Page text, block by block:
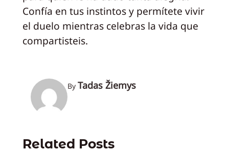
Confía en tus instintos y permítete vivir
el duelo mientras celebras la vida que
compartisteis.
By Tadas Žiemys
Related Posts